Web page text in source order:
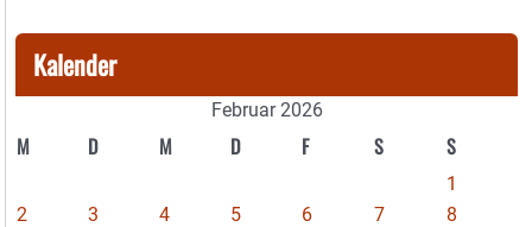
Kalender
Februar 2026
M D M D F S S
1
2
3 4 5 6 7
8